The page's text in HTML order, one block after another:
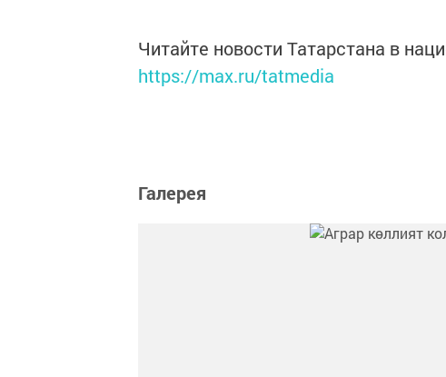
Читайте новости Татарстана в
https://max.ru/tatmedia
Галерея